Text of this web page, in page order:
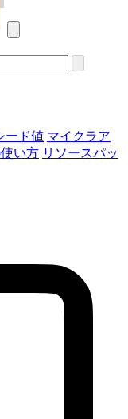
ード値 マイクラア
い方 リソースパッ